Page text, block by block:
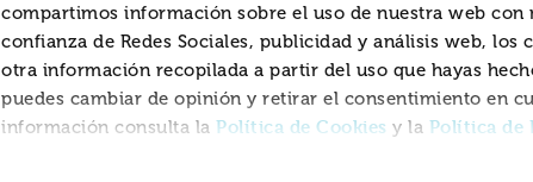
compartimos información sobre el uso de nuestra web con
confianza de Redes Sociales, publicidad y análisis web, los
otra información recopilada a partir del uso que hayas
puedes cambiar de opinión y retirar el consentimiento en
información consulta laPolítica de Cookies y la Política de